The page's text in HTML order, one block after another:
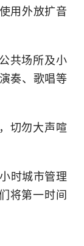
用外放扩音
共场所及小
奏、歌唱等
切勿大声喧
时城市管理
将第一时间